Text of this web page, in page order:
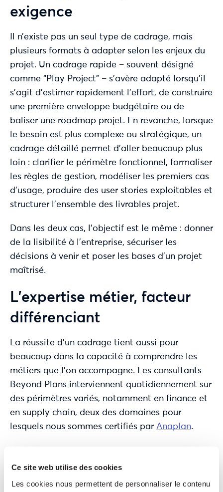
Ce site web utilise des cookies
Les cookies nous permettent de personnaliser le contenu
exigence
Il n’existe pas un seul type de cadrage, mais
plusieurs formats à adapter selon les enjeux du
projet. Un cadrage rapide – souvent désigné
comme “Play Project” – s’avère adapté lorsqu’il
s’agit d’estimer rapidement l’effort, de construire
une première enveloppe budgétaire ou de
baliser une roadmap projet. En revanche, lorsque
le besoin est plus complexe ou stratégique, un
cadrage détaillé permet d’aller beaucoup plus
loin : clarifier le périmètre fonctionnel, formaliser
les règles de gestion, modéliser les premiers cas
d’usage, produire des user stories exploitables et
structurer l’ensemble des livrables projet.
Dans les deux cas, l’objectif est le même : donner
de la lisibilité à l’entreprise, sécuriser les
décisions à venir et poser les bases d’un projet
maîtrisé.
L’expertise métier, facteur
différenciant
La réussite d’un cadrage tient aussi pour
beaucoup dans la capacité à comprendre les
métiers que l’on accompagne. Les consultants
Beyond Plans interviennent quotidiennement sur
des périmètres variés, notamment en finance et
en supply chain, deux des domaines pour
lesquels nous sommes certifiés par Anaplan.
logiques budgétaires, les enjeux de pilotage de